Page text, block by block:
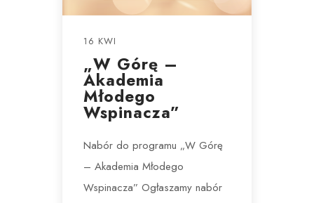
16 KWI
„W Górę –
Akademia
Młodego
Wspinacza”
Nabór do programu „W Górę
– Akademia Młodego
Wspinacza” Ogłaszamy nabór